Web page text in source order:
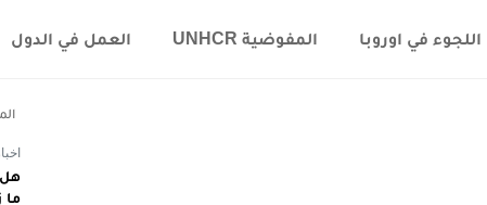
اللجوء في اوروبا المفوضية UNHCR العمل في الدول
هل